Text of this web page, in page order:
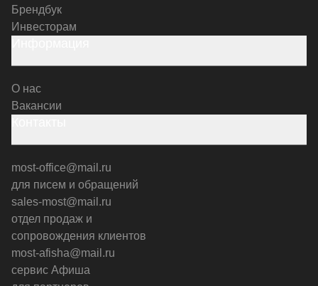
Брендбук
Инвесторам
О нас
Вакансии
most-office@mail.ru
для писем и обращений
sales-most@mail.ru
отдел продаж и
сопровождения клиентов
most-afisha@mail.ru
сервис Афиша